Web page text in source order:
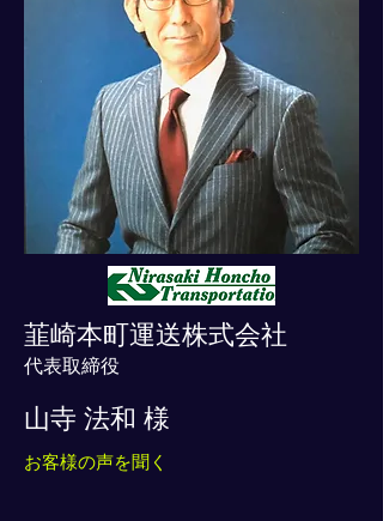
韮崎本町運送株式会社
代表取締役
山寺 法和 様
お客様の声を聞く